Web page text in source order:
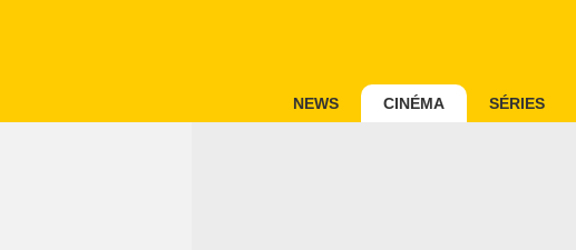
NEWS CINÉMA SÉRIES